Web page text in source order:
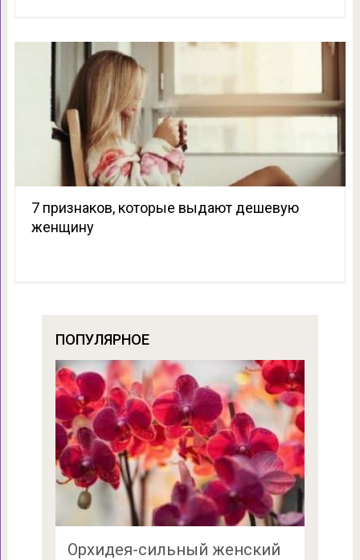
7 признаков, которые выдают дешевую
женщину
ПОПУЛЯРНОЕ
Орхидея-сильный женский